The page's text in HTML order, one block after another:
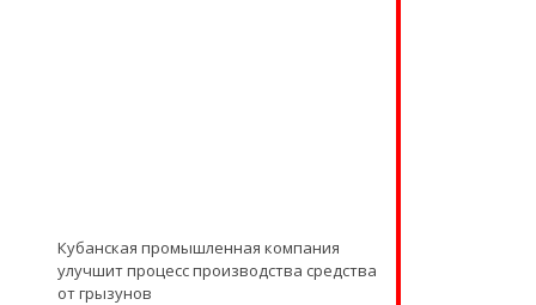
Кубанская промышленная компания
улучшит процесс производства средства
от грызунов